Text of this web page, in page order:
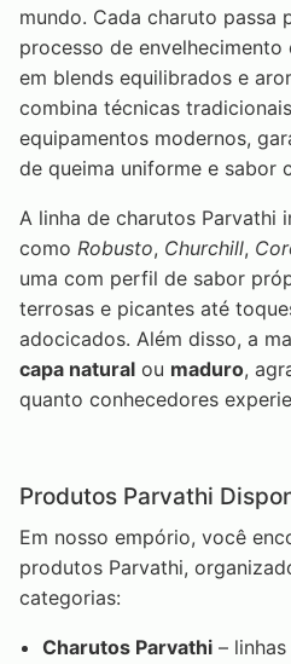
mundo. Cada charuto passa
processo de
em blends equilibrados e
combina técnicas
equipamentos modernos,
de queima uniforme e sabor
A linha de charutos Parvathi
como Robusto, Churchill,
uma com perfil de sabor
terrosas e picantes até
adocicados. Além disso, a
capa natural ou maduro,
quanto conhecedores
Produtos Parvathi
Em nosso empório, você
produtos Parvathi,
categorias:
Charutos Parvathi –